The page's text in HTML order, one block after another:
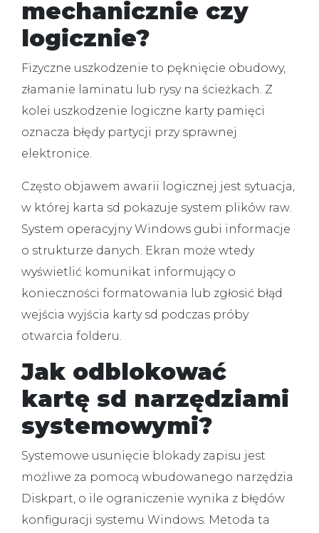
mechanicznie czy
logicznie?
Fizyczne uszkodzenie to pęknięcie obudowy,
złamanie laminatu lub rysy na ścieżkach. Z
kolei uszkodzenie logiczne karty pamięci
oznacza błędy partycji przy sprawnej
elektronice.
Często objawem awarii logicznej jest sytuacja,
w której karta sd pokazuje system plików raw.
System operacyjny Windows gubi informacje
o strukturze danych. Ekran może wtedy
wyświetlić komunikat informujący o
konieczności formatowania lub zgłosić błąd
wejścia wyjścia karty sd podczas próby
otwarcia folderu.
Jak odblokować
kartę sd narzędziami
systemowymi?
Systemowe usunięcie blokady zapisu jest
możliwe za pomocą wbudowanego narzędzia
Diskpart, o ile ograniczenie wynika z błędów
konfiguracji systemu Windows. Metoda ta